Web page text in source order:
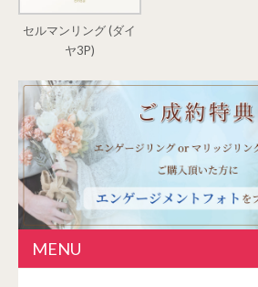
セルマンリング (ダイ
ヤ3P)
MENU